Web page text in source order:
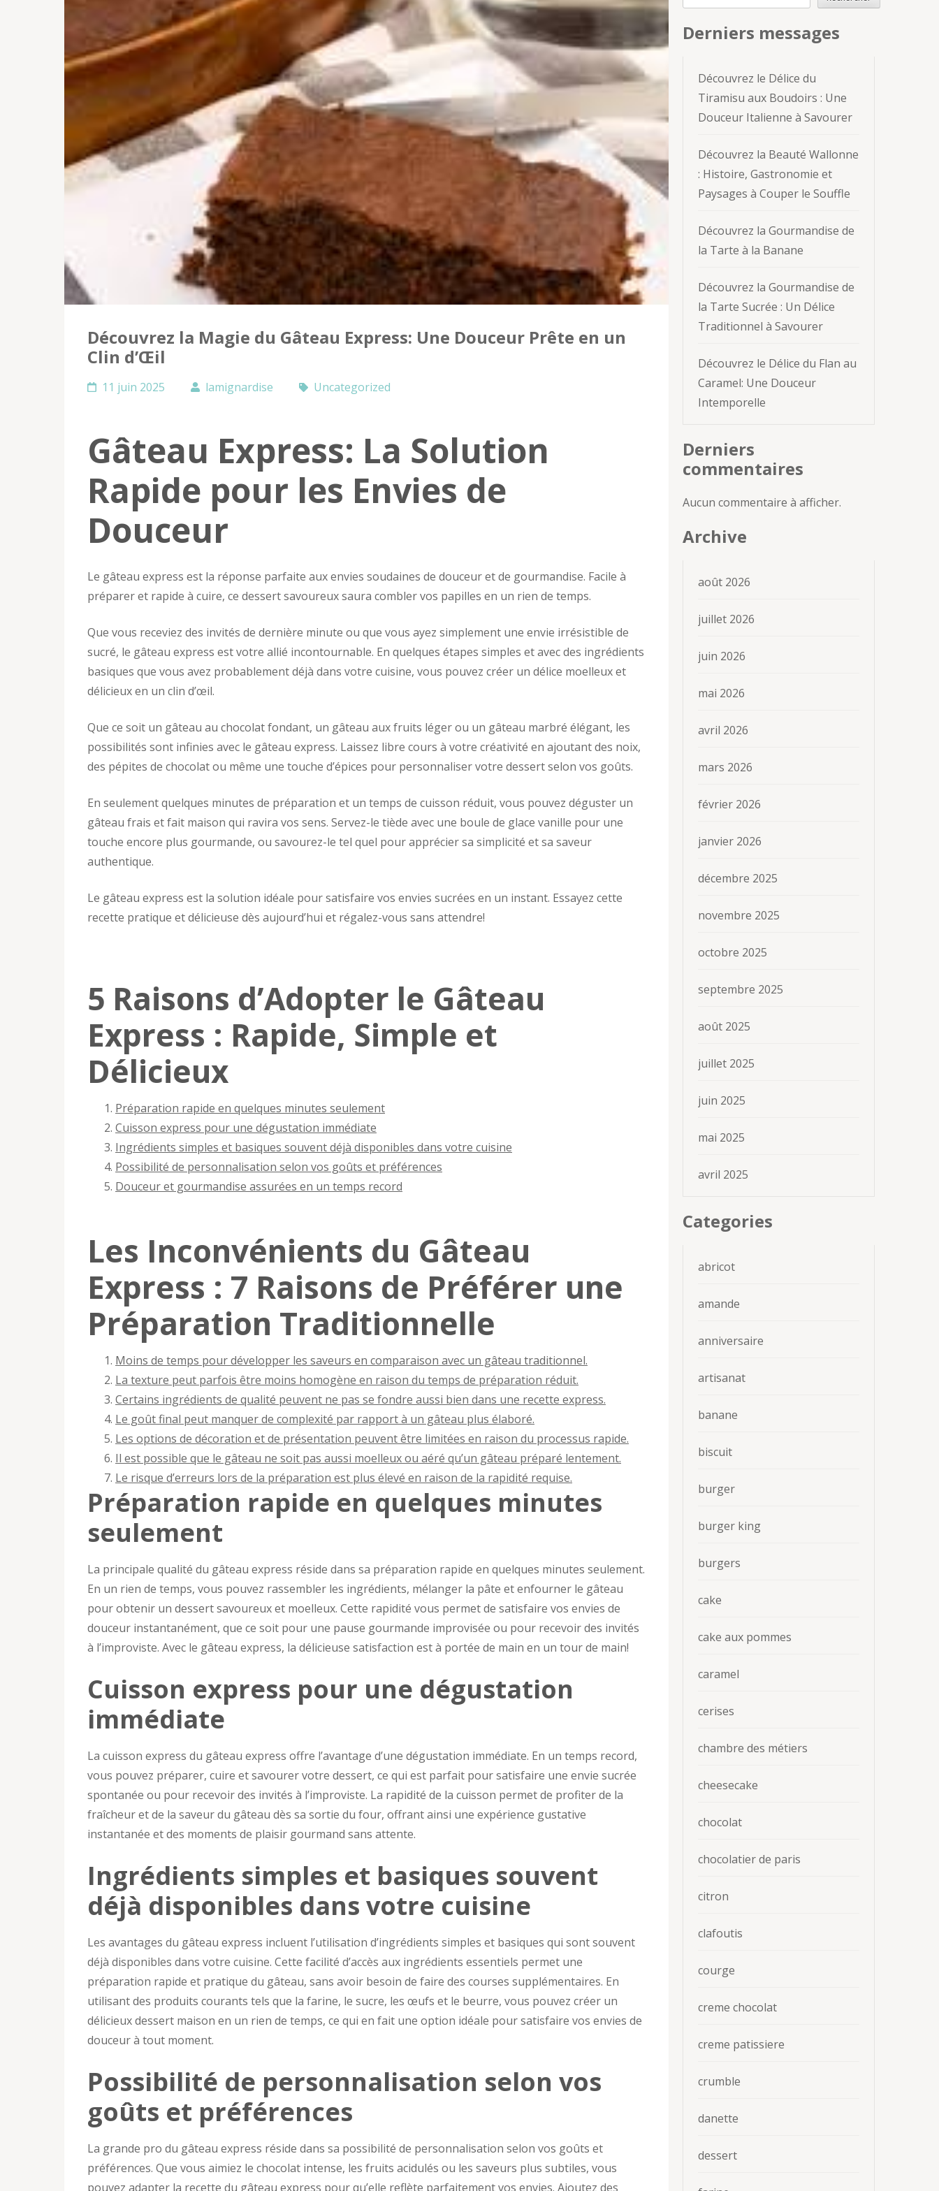
Découvrez la Magie du Gâteau Express: Une Douceur Prête en un
Clin d’Œil
11 juin 2025 lamignardise Uncategorized
Gâteau Express: La Solution
Rapide pour les Envies de
Douceur
Le gâteau express est la réponse parfaite aux envies soudaines de douceur et de gourmandise. Facile à
préparer et rapide à cuire, ce dessert savoureux saura combler vos papilles en un rien de temps.
Que vous receviez des invités de dernière minute ou que vous ayez simplement une envie irrésistible de
sucré, le gâteau express est votre allié incontournable. En quelques étapes simples et avec des ingrédients
basiques que vous avez probablement déjà dans votre cuisine, vous pouvez créer un délice moelleux et
délicieux en un clin d’œil.
Que ce soit un gâteau au chocolat fondant, un gâteau aux fruits léger ou un gâteau marbré élégant, les
possibilités sont infinies avec le gâteau express. Laissez libre cours à votre créativité en ajoutant des noix,
des pépites de chocolat ou même une touche d’épices pour personnaliser votre dessert selon vos goûts.
En seulement quelques minutes de préparation et un temps de cuisson réduit, vous pouvez déguster un
gâteau frais et fait maison qui ravira vos sens. Servez-le tiède avec une boule de glace vanille pour une
touche encore plus gourmande, ou savourez-le tel quel pour apprécier sa simplicité et sa saveur
authentique.
Le gâteau express est la solution idéale pour satisfaire vos envies sucrées en un instant. Essayez cette
recette pratique et délicieuse dès aujourd’hui et régalez-vous sans attendre!
5 Raisons d’Adopter le Gâteau
Express : Rapide, Simple et
Délicieux
Préparation rapide en quelques minutes seulement
Cuisson express pour une dégustation immédiate
Ingrédients simples et basiques souvent déjà disponibles dans votre cuisine
Possibilité de personnalisation selon vos goûts et préférences
Douceur et gourmandise assurées en un temps record
Les Inconvénients du Gâteau
Express : 7 Raisons de Préférer une
Préparation Traditionnelle
Moins de temps pour développer les saveurs en comparaison avec un gâteau traditionnel.
La texture peut parfois être moins homogène en raison du temps de préparation réduit.
Certains ingrédients de qualité peuvent ne pas se fondre aussi bien dans une recette express.
Le goût final peut manquer de complexité par rapport à un gâteau plus élaboré.
Les options de décoration et de présentation peuvent être limitées en raison du processus rapide.
Il est possible que le gâteau ne soit pas aussi moelleux ou aéré qu’un gâteau préparé lentement.
Le risque d’erreurs lors de la préparation est plus élevé en raison de la rapidité requise.
Préparation rapide en quelques minutes
seulement
La principale qualité du gâteau express réside dans sa préparation rapide en quelques minutes seulement.
En un rien de temps, vous pouvez rassembler les ingrédients, mélanger la pâte et enfourner le gâteau
pour obtenir un dessert savoureux et moelleux. Cette rapidité vous permet de satisfaire vos envies de
douceur instantanément, que ce soit pour une pause gourmande improvisée ou pour recevoir des invités
à l’improviste. Avec le gâteau express, la délicieuse satisfaction est à portée de main en un tour de main!
Cuisson express pour une dégustation
immédiate
La cuisson express du gâteau express offre l’avantage d’une dégustation immédiate. En un temps record,
vous pouvez préparer, cuire et savourer votre dessert, ce qui est parfait pour satisfaire une envie sucrée
spontanée ou pour recevoir des invités à l’improviste. La rapidité de la cuisson permet de profiter de la
fraîcheur et de la saveur du gâteau dès sa sortie du four, offrant ainsi une expérience gustative
instantanée et des moments de plaisir gourmand sans attente.
Ingrédients simples et basiques souvent
déjà disponibles dans votre cuisine
Les avantages du gâteau express incluent l’utilisation d’ingrédients simples et basiques qui sont souvent
déjà disponibles dans votre cuisine. Cette facilité d’accès aux ingrédients essentiels permet une
préparation rapide et pratique du gâteau, sans avoir besoin de faire des courses supplémentaires. En
utilisant des produits courants tels que la farine, le sucre, les œufs et le beurre, vous pouvez créer un
délicieux dessert maison en un rien de temps, ce qui en fait une option idéale pour satisfaire vos envies de
douceur à tout moment.
Possibilité de personnalisation selon vos
goûts et préférences
La grande pro du gâteau express réside dans sa possibilité de personnalisation selon vos goûts et
préférences. Que vous aimiez le chocolat intense, les fruits acidulés ou les saveurs plus subtiles, vous
pouvez adapter la recette du gâteau express pour qu’elle reflète parfaitement vos envies. Ajoutez des
Derniers messages
Découvrez le Délice du
Tiramisu aux Boudoirs : Une
Douceur Italienne à Savourer
Découvrez la Beauté Wallonne
: Histoire, Gastronomie et
Paysages à Couper le Souffle
Découvrez la Gourmandise de
la Tarte à la Banane
Découvrez la Gourmandise de
la Tarte Sucrée : Un Délice
Traditionnel à Savourer
Découvrez le Délice du Flan au
Caramel: Une Douceur
Intemporelle
Derniers
commentaires
Aucun commentaire à afficher.
Archive
août 2026
juillet 2026
juin 2026
mai 2026
avril 2026
mars 2026
février 2026
janvier 2026
décembre 2025
novembre 2025
octobre 2025
septembre 2025
août 2025
juillet 2025
juin 2025
mai 2025
avril 2025
Categories
abricot
amande
anniversaire
artisanat
banane
biscuit
burger
burger king
burgers
cake
cake aux pommes
caramel
cerises
chambre des métiers
cheesecake
chocolat
chocolatier de paris
citron
clafoutis
courge
creme chocolat
creme patissiere
crumble
danette
dessert